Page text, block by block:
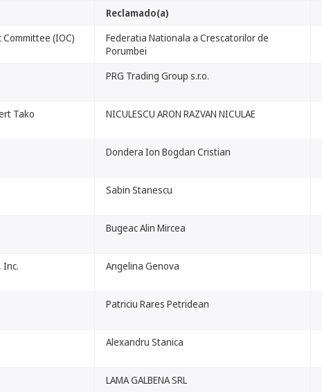
Reclamado(a)
(IOC)
Federatia Nationala a Crescatorilor de
Porumbei
PRG Trading Group s.r.o.
Tako
NICULESCU ARON RAZVAN NICULAE
Dondera Ion Bogdan Cristian
Sabin Stanescu
Bugeac Alin Mircea
Inc. Angelina Genova
Patriciu Rares Petridean
Alexandru Stanica
LAMA GALBENA SRL